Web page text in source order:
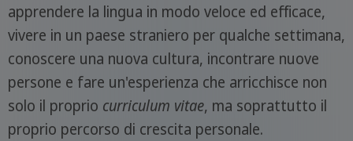
apprendere la lingua in modo veloce ed efficace,
vivere in un paese straniero per qualche settimana,
conoscere una nuova cultura, incontrare nuove
persone e fare un'esperienza che arricchisce non
solo il proprio curriculum vitae, ma soprattutto il
proprio percorso di crescita personale.